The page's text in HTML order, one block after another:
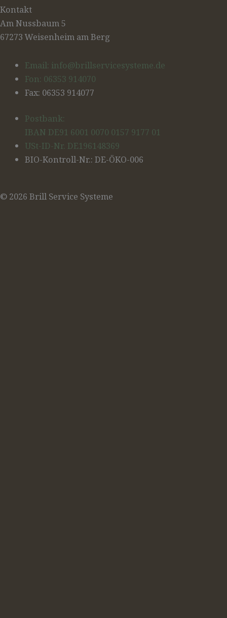
Kontakt
Am Nussbaum 5
67273 Weisenheim am Berg
Email: info@brillservicesysteme.de
Fon: 06353 914070
Fax: 06353 914077
Postbank:
IBAN DE91 6001 0070 0157 9177 01
USt-ID-Nr. DE196148369
BIO-Kontroll-Nr.: DE-ÖKO-006
© 2026 Brill Service Systeme